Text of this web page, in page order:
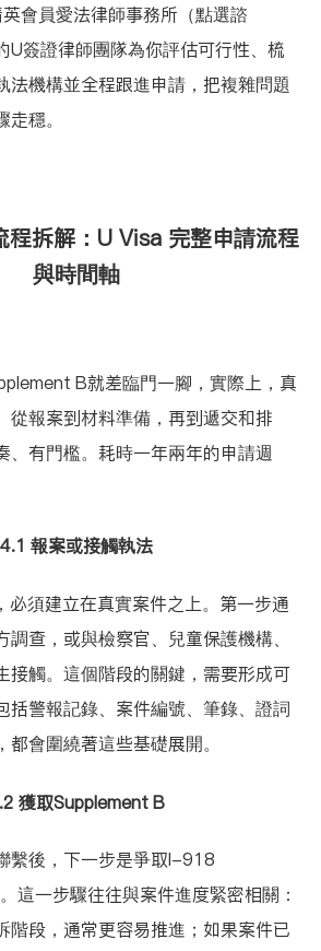
會員愛法律師事務所（點選諮
U簽證律師團隊為你評估可行性、梳
法機構並全程跟進申請，把複雜問題
穩。
程拆解：U Visa 完整申請流程
與時間軸
B就差臨門一腳，實際上，真
從報案到材料準備，再到遞交和排
、有門檻。耗時一年兩年的申請週
4.1 報案或接觸執法
必須建立在真實案件之上。第一步通
查，或與檢察官、兒童保護機構、
接觸。這個階段的關鍵，需要形成可
括警報記錄、案件編號、筆錄、證詞
會圍繞著這些基礎展開。
獲取Supplement B
繫後，下一步是爭取I-918
這一步驟往往與案件進度緊密相關：
階段，通常更容易推進；如果案件已